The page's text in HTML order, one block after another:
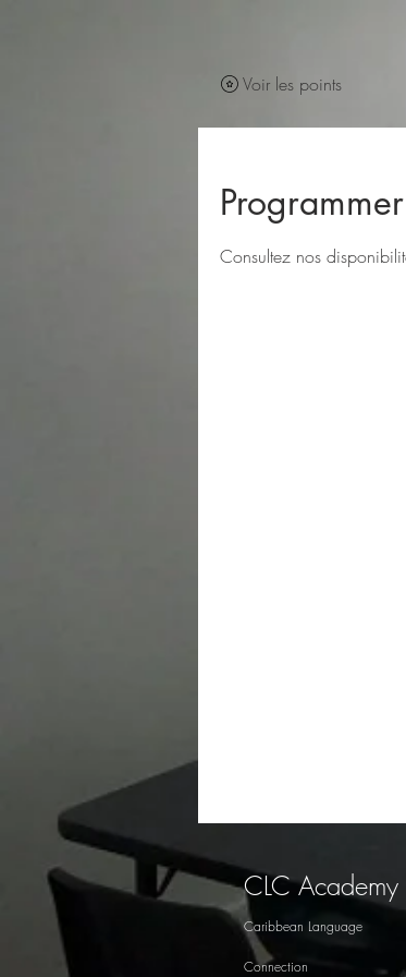
Voir les points
Consultez nos
CLC Academy
Caribbean Language
Connection